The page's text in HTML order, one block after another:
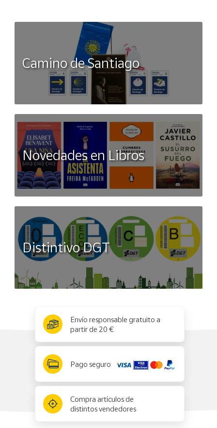
Camino de Santiago
Novedades en Libros
Distintivo DGT
Envío responsable gratuito a
partir de 20 €
Pago seguro
Compra artículos de
distintos vendedores